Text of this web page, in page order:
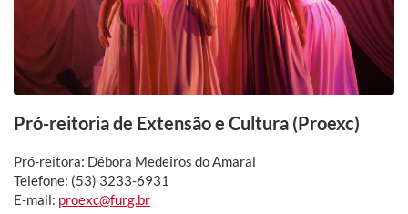
Pró-reitoria de Extensão e Cultura (Proexc)
Pró-reitora: Débora Medeiros do Amaral
Telefone: (53) 3233-6931
E-mail: proexc@furg.br